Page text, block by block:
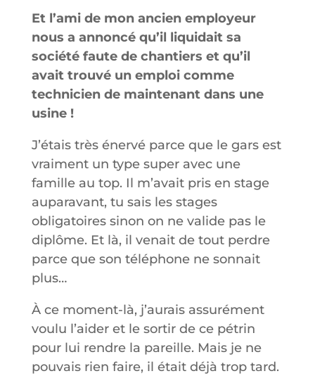
Et l’ami de mon ancien employeur
nous a annoncé qu’il liquidait sa
société faute de chantiers et qu’il
avait trouvé un emploi comme
technicien de maintenant dans une
usine !
J’étais très énervé parce que le gars est
vraiment un type super avec une
famille au top. Il m’avait pris en stage
auparavant, tu sais les stages
obligatoires sinon on ne valide pas le
diplôme. Et là, il venait de tout perdre
parce que son téléphone ne sonnait
plus…
À ce moment-là, j’aurais assurément
voulu l’aider et le sortir de ce pétrin
pour lui rendre la pareille. Mais je ne
pouvais rien faire, il était déjà trop tard.